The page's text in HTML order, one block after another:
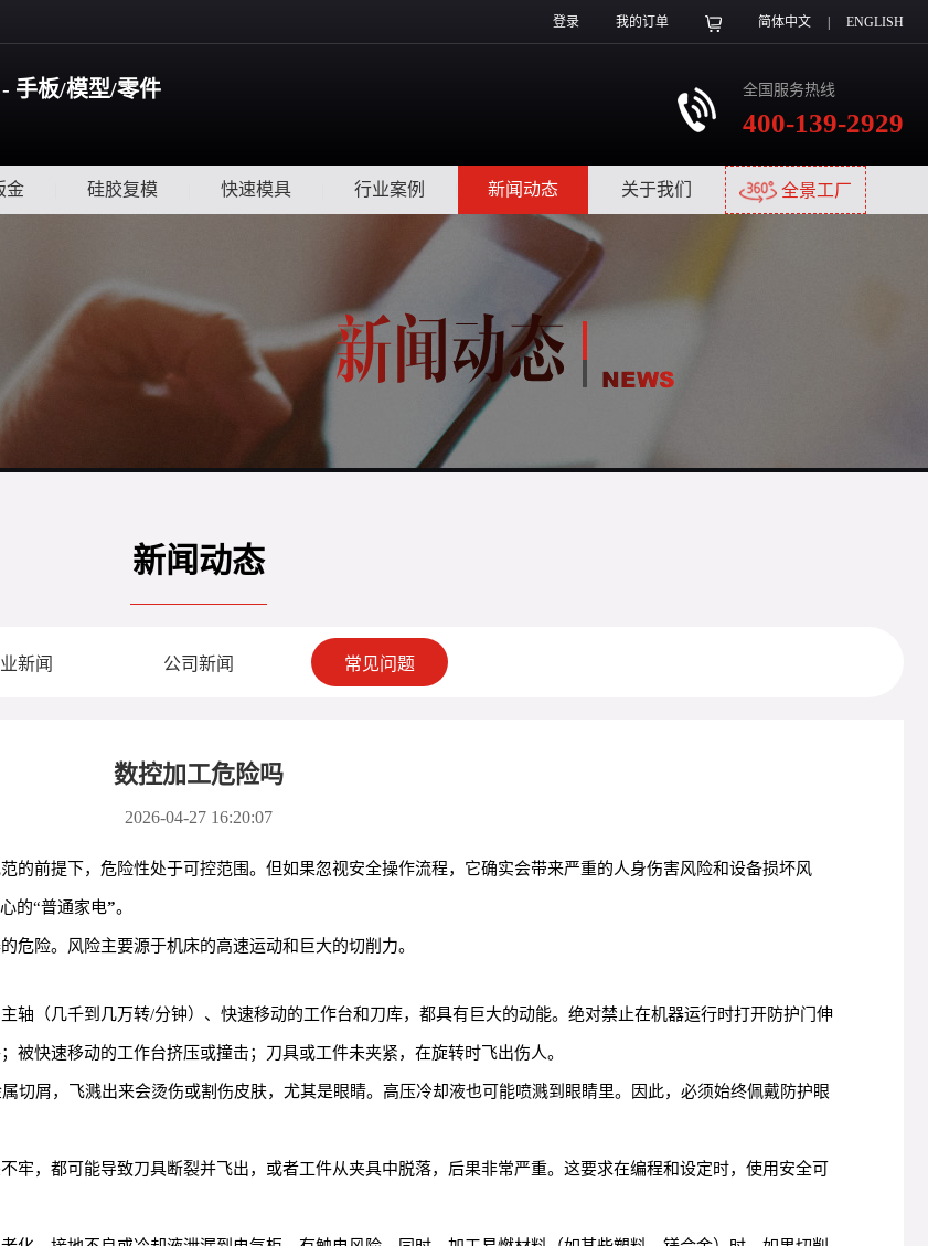
登录 我的订单 简体中文 ENGLISH
手板/模型/零件
全国服务热线
400-139-2929
金 硅胶复模 快速模具 行业案例 新闻动态 关于我们 全景工厂
新闻动态
新闻 公司新闻 常见问题
数控加工危险吗
2026-04-27 16:20:07
的前提下，危险性处于可控范围。但如果忽视安全操作流程，它确实会带来严重的人身伤害风险和设备损坏风
的“普通家电”。
危险。风险主要源于机床的高速运动和巨大的切削力。
轴（几千到几万转/分钟）、快速移动的工作台和刀库，都具有巨大的动能。绝对禁止在机器运行时打开防护门伸
快速移动的工作台挤压或撞击；刀具或工件未夹紧，在旋转时飞出伤人。
切屑，飞溅出来会烫伤或割伤皮肤，尤其是眼睛。高压冷却液也可能喷溅到眼睛里。因此，必须始终佩戴防护眼
牢，都可能导致刀具断裂并飞出，或者工件从夹具中脱落，后果非常严重。这要求在编程和设定时，使用安全可